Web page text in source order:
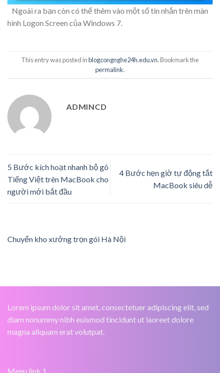
Ngoài ra bạn còn có thể thêm vào một số tin nhắn trên màn
hình Logon Screen của Windows 7.
This entry was posted inblogcongnghe24h.edu.vn. Bookmark the
permalink.
ADMINCD
5 Bước kích hoạt nhanh bộ gõ
Tiếng Việt trên MacBook cho
người mới bắt đầu
4 Bước hẹn giờ tự động tắt
MacBook siêu dễ
Chuyển kho xưởng trọn gói Hà Nội
Lorem ipsum dolor sit amet, consectetuer adipiscing elit, sed
diam nonummy nibh euismod tincidunt ut laoreet dolore
magna aliquam erat volutpat.
Menu link 1